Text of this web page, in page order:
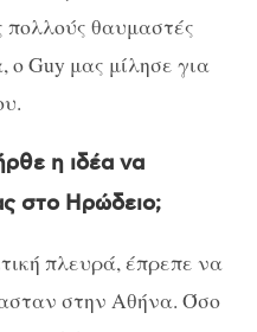
πολλούς θαυμαστές
οGuy μας μίλησε για
η ιδέα να
στο Ηρώδειο;
πλευρά, έπρεπε να
στην Αθήνα. Όσο